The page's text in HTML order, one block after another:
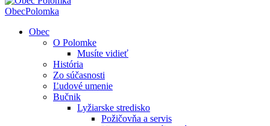
ObecPolomka
Obec
O Polomke
Musíte vidieť
História
Zo súčasnosti
Ľudové umenie
Bučnik
Lyžiarske stredisko
Požičovňa a servis